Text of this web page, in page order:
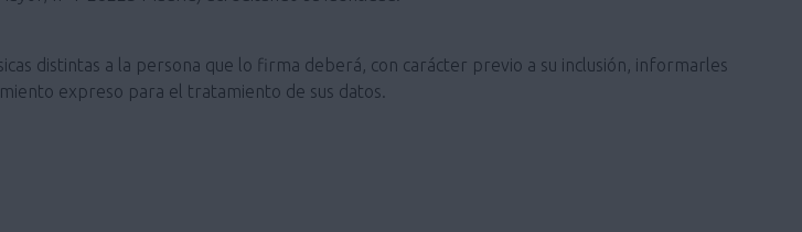
distintas a la persona que lo firma deberá, con carácter previo a su inclusión, informarles
expreso para el tratamiento de sus datos.